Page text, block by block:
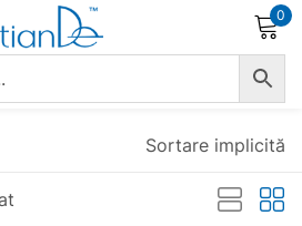
0
Sortare implicită
Conectare